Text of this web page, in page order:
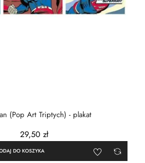
(Pop Art Triptych) - plakat
29,50 zł
DO KOSZYKA